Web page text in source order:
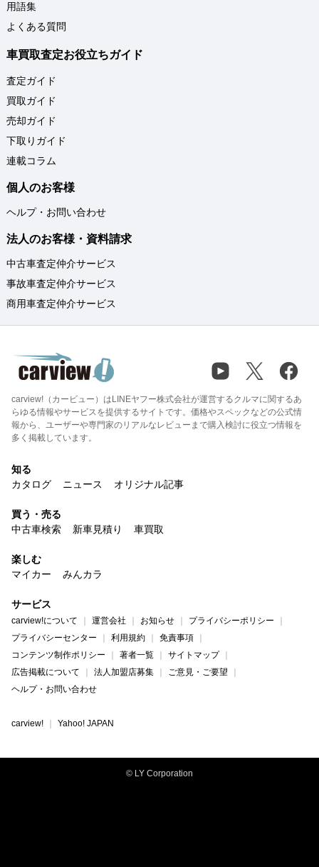
用語集
よくある質問
車買取査定お役立ちガイド
査定ガイド
買取ガイド
売却ガイド
下取りガイド
連載コラム
個人のお客様
ヘルプ・お問い合わせ
法人のお客様・資料請求
中古車査定仲介サービス
事故車査定仲介サービス
商用車査定仲介サービス
carview!（カービュー）はLINEヤフー株式会社が運営するクルマに関するあ
らゆる情報やサービスを提供するサイトです。価格やスペックなどの公式情
報から、ユーザーや専門家のリアルなレビューまで購入検討に役立つ情報を
多く掲載しています。
知る
カタログ
ニュース オリジナル記事
買う・売る
中古車検索
新車見積り 車買取
楽しむ
マイカー
みんカラ
サービス
carview!について 運営会社 お知らせ
プライバシーポリシー
プライバシーセンター
利用規約
免責事項
コンテンツ制作ポリシー
著者一覧
サイトマップ
広告掲載について
法人加盟店募集
ご意見・ご要望
ヘルプ・お問い合わせ
carview! Yahoo! JAPAN
© LY Corporation